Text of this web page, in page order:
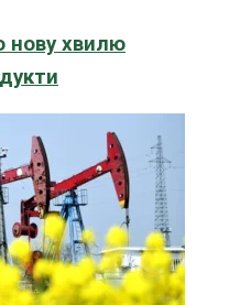
нову хвилю